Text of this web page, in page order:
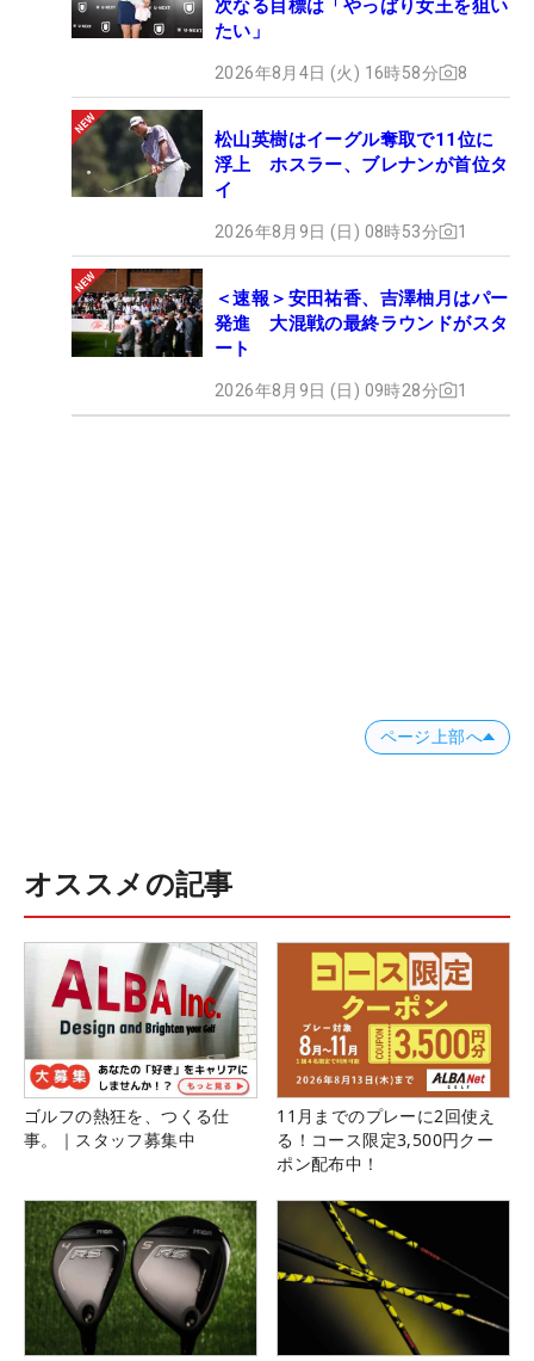
次なる目標は「やっぱり女王を狙い
たい」
2026年8月4日 (火) 16時58分 8
松山英樹はイーグル奪取で11位に
浮上 ホスラー、ブレナンが首位タ
イ
2026年8月9日 (日) 08時53分 1
＜速報＞安田祐香、吉澤柚月はパー
発進 大混戦の最終ラウンドがスタ
ート
2026年8月9日 (日) 09時28分 1
ページ上部へ
オススメの記事
ゴルフの熱狂を、つくる仕
事。｜スタッフ募集中
11月までのプレーに2回使え
る！コース限定3,500円クー
ポン配布中！